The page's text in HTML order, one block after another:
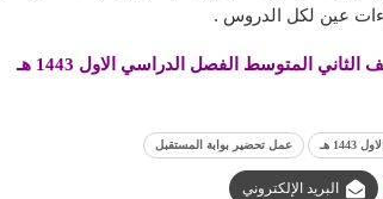
عين لكل الدروس .
المتوسط الفصل الدراسي الاول 1443 هـ
هـ عمل تحضير بوابة المستقبل
البريد الإلكتروني